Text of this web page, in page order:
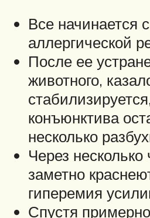
Все начинается
аллергической
После ее
животного,
конъюнктива
несколько
Через несколько
заметно
гиперемия
Спустя